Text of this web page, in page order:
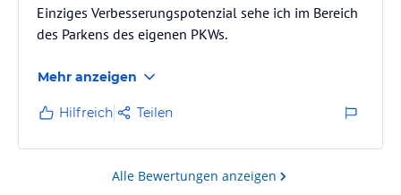
Einziges Verbesserungspotenzial sehe ich im Bereich
des Parkens des eigenen PKWs.
Mehr anzeigen
Hilfreich Teilen
Alle Bewertungen anzeigen